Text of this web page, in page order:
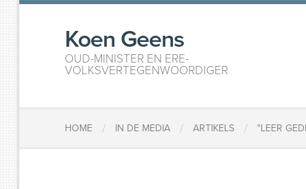
Koen Geens
OUD-MINISTER EN ERE-
VOLKSVERTEGENWOORDIGER
HOME / IN DE MEDIA / ARTIKELS / ​"LEER